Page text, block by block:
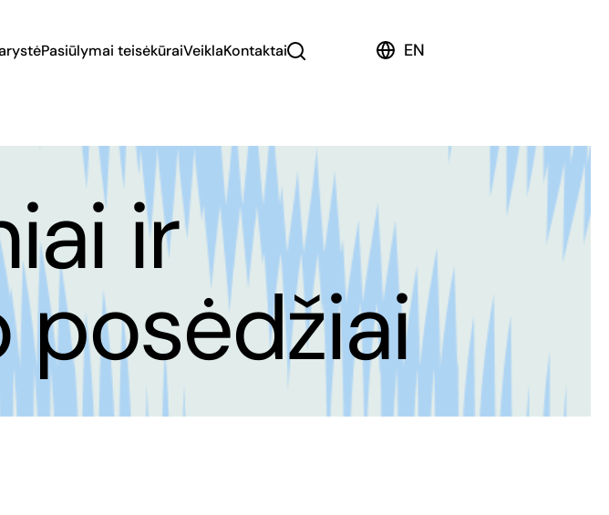
Pasiūlymai teisėkūraiVeiklaKontaktai EN
ir
posėdžiai